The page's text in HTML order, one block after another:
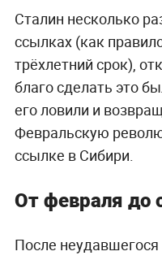
Сталин несколько
ссылках (как
трёхлетний срок),
благо сделать это
его ловили и
Февральскую
ссылке в Сибири.
От февраля до
После